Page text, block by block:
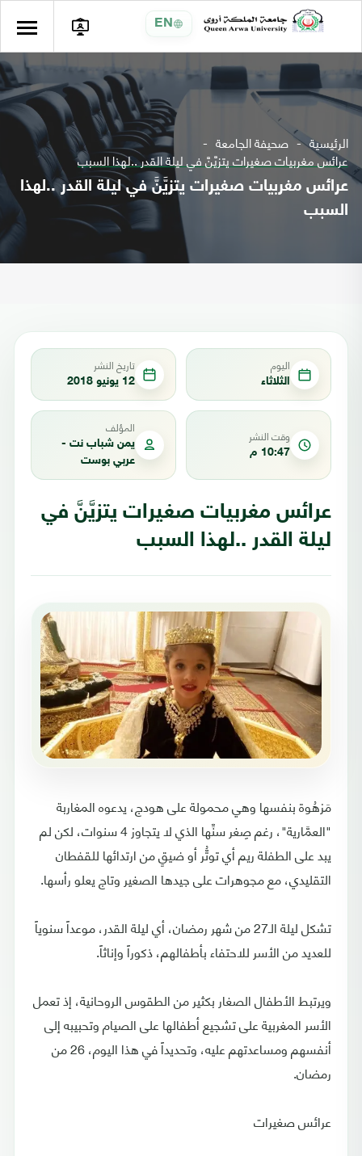
EN
الرئيسية صحيفة الجامعة
عرائس مغربيات صغيرات يتزيَّنَّ في ليلة القدر ..لهذا السبب
عرائس مغربيات صغيرات يتزيَّنَّ في ليلة القدر ..لهذا
السبب
اليوم
الثلاثاء
تاريخ النشر
12 يونيو 2018
وقت النشر
10:47 م
المؤلف
يمن شباب نت -
عربي بوست
عرائس مغربيات صغيرات يتزيَّنَّ في
ليلة القدر ..لهذا السبب
مَزهُوة بنفسها وهي محمولة على هودج، يدعوه المغاربة
"العمَّارية"، رغم صِغر سنِّها الذي لا يتجاوز 4 سنوات، لكن لم
يبد على الطفلة ريم أي توتُّر أو ضيقٍ من ارتدائها للقفطان
التقليدي، مع مجوهرات على جيدها الصغير وتاج يعلو رأسها.
تشكل ليلة الـ27 من شهر رمضان، أي ليلة القدر، موعداً سنوياً
للعديد من الأسر للاحتفاء بأطفالهم، ذكوراً وإناثاً.
ويرتبط الأطفال الصغار بكثير من الطقوس الروحانية، إذ تعمل
الأسر المغربية على تشجيع أطفالها على الصيام وتحبيبه إلى
أنفسهم ومساعدتهم عليه، وتحديداً في هذا اليوم، 26 من
رمضان.
عرائس صغيرات